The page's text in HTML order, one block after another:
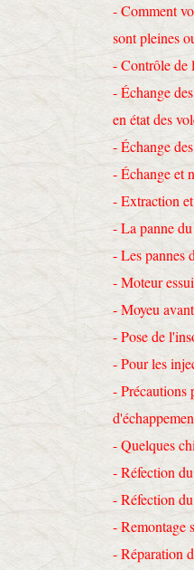
- Comment
sont pleines
- Contrôle de
- Échange
en état des
- Échange
- Échange et
- Extraction
- La panne
- Les pannes
- Moteur
- Moyeu avant
- Pose de
- Pour les
- Précautions
- Quelques
- Réfection
- Réfection
- Remontage
- Réparation